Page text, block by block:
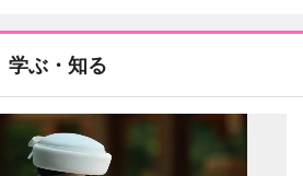
学ぶ・知る